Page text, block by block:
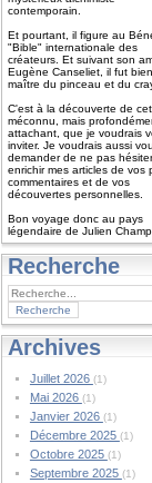
contemporain.
Et pourtant, il figure au
"Bible" internationale des
créateurs. Et suivant son
Eugène Canseliet, il fut
maître du pinceau et du
C'est à la découverte de
méconnu, mais
attachant, que je voudrais
inviter. Je voudrais aussi
demander de ne pas
enrichir mes articles de vos
commentaires et de vos
découvertes personnelles.
Bon voyage donc au pays
légendaire de Julien
Recherche
Archives
Juillet 2026 (1)
Mai 2026 (1)
Janvier 2026 (1)
Décembre 2025 (1)
Octobre 2025 (1)
Septembre 2025 (1)